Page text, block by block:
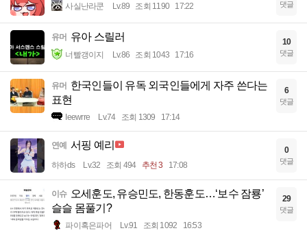
사실난라쿤 Lv.89 조회 1190 17:22 댓글
유머 유아 스릴러
너빨갱이지 Lv.86 조회 1043 17:16
10
댓글
유머 한국인들이 유독 외국인들에게 자주 쓴다는
표현
Ieewrre Lv.74 조회 1309 17:14
6
댓글
연예 서핑 예리
하하ds Lv.32 조회 494 추천 3 17:08
0
댓글
이슈 오세훈도, 유승민도, 한동훈도…‘보수 잠룡’
슬슬 몸풀기?
파이혹은파어 Lv.91 조회 1092 16:53
29
댓글